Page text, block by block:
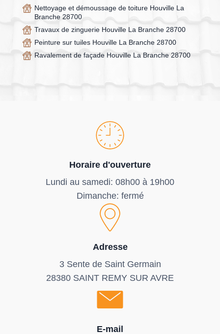
Nettoyage et démoussage de toiture Houville La
Branche 28700
Travaux de zinguerie Houville La Branche 28700
Peinture sur tuiles Houville La Branche 28700
Ravalement de façade Houville La Branche 28700
Horaire d'ouverture
Lundi au samedi: 08h00 à 19h00
Dimanche: fermé
Adresse
3 Sente de Saint Germain
28380 SAINT REMY SUR AVRE
E-mail